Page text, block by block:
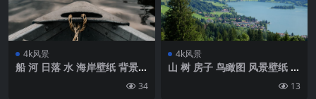
4k风景
船 河 日落 水 海岸壁纸 背景4
34
4k风景
山 树 房子 鸟瞰图 风景壁纸 背
13